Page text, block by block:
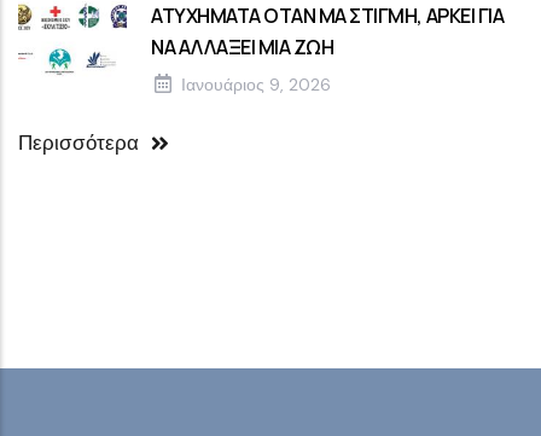
ΑΤΥΧΗΜΑΤΑ ΟΤΑΝ ΜΑ ΣΤΙΓΜΗ, ΑΡΚΕΙ ΓΙΑ
ΝΑ ΑΛΛΑΞΕΙ ΜΙΑ ΖΩΗ
Ιανουάριος 9, 2026
Περισσότερα